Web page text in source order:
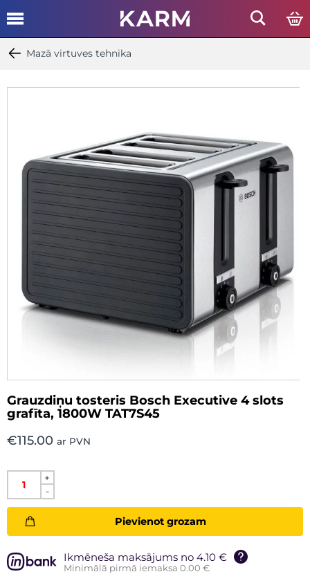
Mazā virtuves tehnika
Grauzdiņu tosteris Bosch Executive 4 slots
grafīta, 1800W TAT7S45
€115.00 ar PVN
+
-
Pievienot grozam
Ikmēneša maksājums no 4.10 €
Minimālā pirmā iemaksa 0.00 €